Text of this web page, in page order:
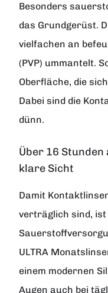
Besonders
das Grundgerüst.
vielfachen an
(PVP) ummantelt.
Oberfläche, die
Dabei sind die
dünn.
Über 16
klare Sicht
Damit
verträglich sind, ist
ULTRA
einem modernen
Augen auch bei